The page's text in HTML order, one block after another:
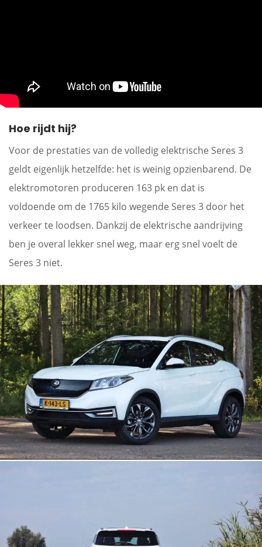
Hoe rijdt hij?
Voor de prestaties van de volledig elektrische Seres 3
geldt eigenlijk hetzelfde: het is weinig opzienbarend. De
elektromotoren produceren 163 pk en dat is
voldoende om de 1765 kilo wegende Seres 3 door het
verkeer te loodsen. Dankzij de elektrische aandrijving
ben je overal lekker snel weg, maar erg snel voelt de
Seres 3 niet.